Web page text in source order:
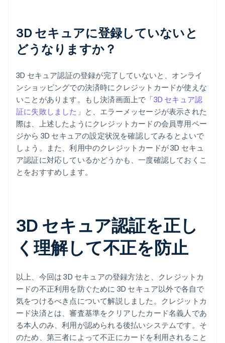
3D セキュアに登録していないと
どうなりますか？
3D セキュア認証の登録が完了していないと、オンライ
ンショッピングでの決済時にクレジットカードが使えな
いことがあります。もし決済画面上で「3D セキュア認
証に失敗しました 」と、エラーメッセージが表示された
際は、上述したようにクレジットカードの会員専用ペー
ジから 3D セキュアの設定状況を確認してみるとよいで
しょう。また、利用中のクレジットカードが 3D セキュ
ア認証に対応しているかどうかも、一度確認しておくこ
とをおすすめします。
3D セキュア認証を正し
く理解して不正を防止
以上、今回は 3D セキュアの登録方法と、クレジットカ
ードの不正利用を防ぐために 3D セキュア以外で各自で
気をつけるべき点について解説しました。クレジットカ
ード決済とは、審査基準をクリアしたカード名義人であ
る本人のみ、利用が認められる後払いシステムです。そ
のため、第三者によって不正にカードを利用されること